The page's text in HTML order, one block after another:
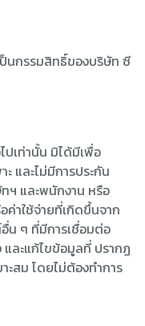
ป็นกรรมสิทธิ์ของบริษัท ซี
ปเท่านั้น มิได้มีเพื่อ
และไม่มีการประกัน
ฯ และพนักงาน หรือ
าใช้จ่ายที่เกิดขึ้นจาก
อื่น ๆ ที่มีการเชื่อมต่อ
ละแก้ไขข้อมูลที่ ปรากฏ
ะสม โดยไม่ต้องทำการ